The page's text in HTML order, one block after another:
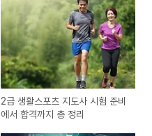
2급 생활스포츠 지도사 시험 준비
에서 합격까지 총 정리